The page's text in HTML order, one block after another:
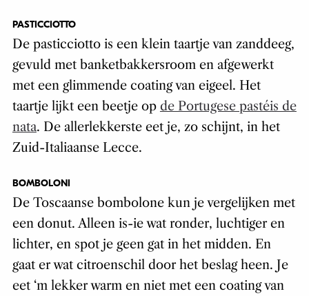
PASTICCIOTTO
De pasticciotto is een klein taartje van zanddeeg,
gevuld met banketbakkersroom en afgewerkt
met een glimmende coating van eigeel. Het
taartje lijkt een beetje op de Portugese pastéis de
nata. De allerlekkerste eet je, zo schijnt, in het
Zuid-Italiaanse Lecce.
BOMBOLONI
De Toscaanse bombolone kun je vergelijken met
een donut. Alleen is-ie wat ronder, luchtiger en
lichter, en spot je geen gat in het midden. En
gaat er wat citroenschil door het beslag heen. Je
eet ‘m lekker warm en niet met een coating van